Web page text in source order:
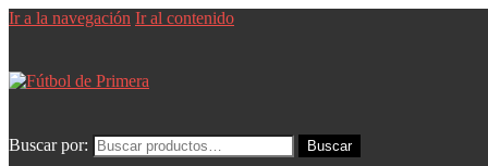
Ir a la navegación Ir al contenido
Buscar por: Buscar